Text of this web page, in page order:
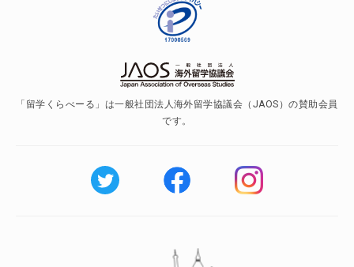
「留学くらべーる」は一般社団法人海外留学協議会（JAOS）の賛助会員
です。